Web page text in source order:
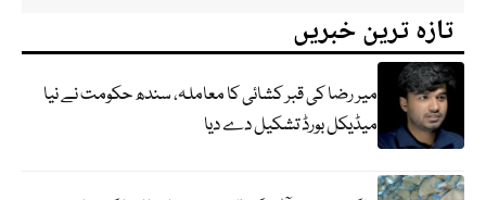
تازہ ترین خبریں
میر رضا کی قبر کشائی کا معاملہ، سندھ حکومت نے نیا
میڈیکل بورڈ تشکیل دے دیا